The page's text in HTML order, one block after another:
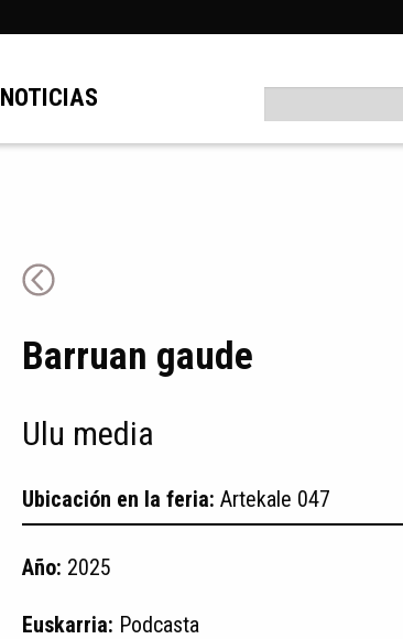
NOTICIAS
Barruan gaude
Ulu media
Ubicación en la feria: Artekale 047
Año: 2025
Euskarria: Podcasta